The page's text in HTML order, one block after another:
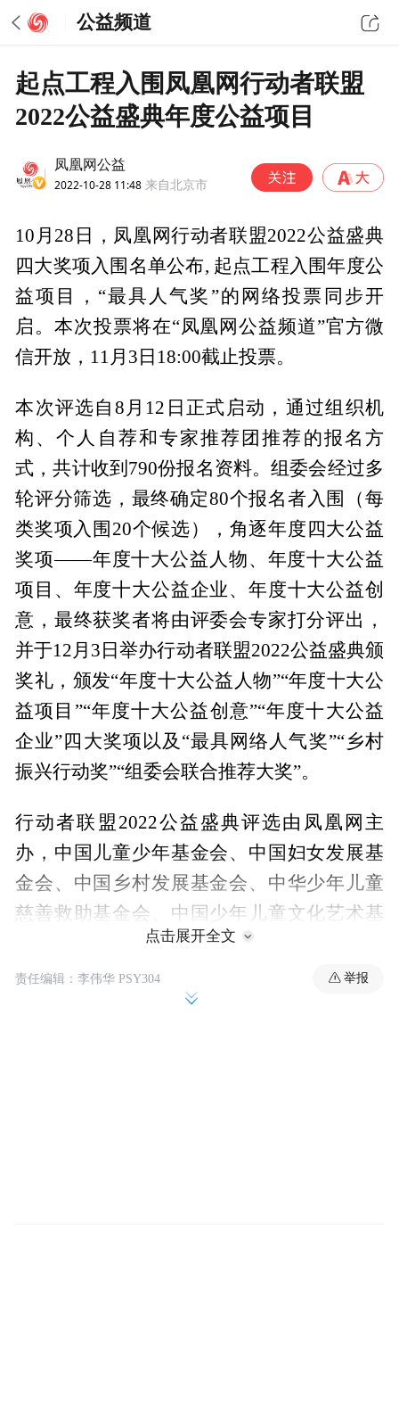
公益频道
起点工程入围凤凰网行动者联盟
2022公益盛典年度公益项目
凤凰网公益
2022-10-28 11:48 来自北京市
10月28日，凤凰网行动者联盟2022公益盛典
四大奖项入围名单公布, 起点工程入围年度公
益项目，“最具人气奖”的网络投票同步开
启。本次投票将在“凤凰网公益频道”官方微
信开放，11月3日18:00截止投票。
本次评选自8月12日正式启动，通过组织机
构、个人自荐和专家推荐团推荐的报名方
式，共计收到790份报名资料。组委会经过多
轮评分筛选，最终确定80个报名者入围（每
类奖项入围20个候选），角逐年度四大公益
奖项——年度十大公益人物、年度十大公益
项目、年度十大公益企业、年度十大公益创
意，最终获奖者将由评委会专家打分评出，
并于12月3日举办行动者联盟2022公益盛典颁
奖礼，颁发“年度十大公益人物”“年度十大公
益项目”“年度十大公益创意”“年度十大公益
企业”四大奖项以及“最具网络人气奖”“乡村
振兴行动奖”“组委会联合推荐大奖”。
行动者联盟2022公益盛典评选由凤凰网主
办，中国儿童少年基金会、中国妇女发展基
金会、中国乡村发展基金会、中华少年儿童
慈善救助基金会、中国少年儿童文化艺术基
金会、中华社会救助基金会、中国发展研究
基金会、中国社会福利基金会、中国红十字
基金会、中华思源工程基金会、爱德基金
点击展开全文
责任编辑：李伟华 PSY304 举报